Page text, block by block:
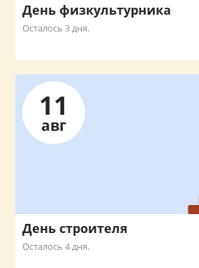
День физкультурника
Осталось 3 дня.
11
авг
День строителя
Осталось 4 дня.